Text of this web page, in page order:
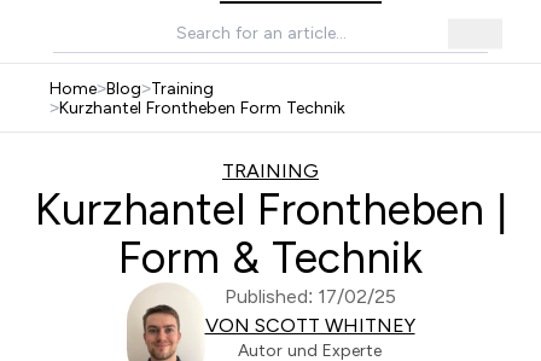
Home>Blog>Training
>Kurzhantel Frontheben Form Technik
TRAINING
Kurzhantel Frontheben |
Form & Technik
Published: 17/02/25
VON SCOTT WHITNEY
Autor und Experte